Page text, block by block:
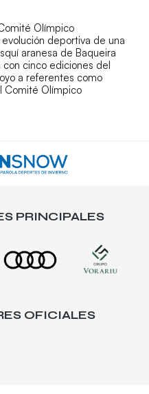
Olímpico
deportiva de una
aranesa de Baqueira
cinco ediciones del
a referentes como
Comité Olímpico
PRINCIPALES
OFICIALES